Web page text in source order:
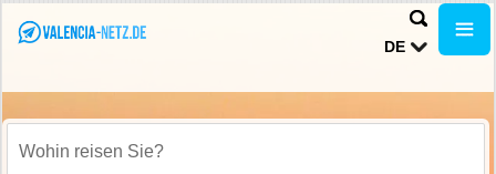
DE
Wohin reisen Sie?